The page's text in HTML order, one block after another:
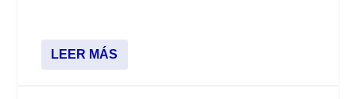
LEER MÁS